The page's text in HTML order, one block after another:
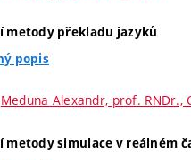
metody překladu jazyků
popis
Meduna Alexandr, prof. RNDr.,
metody simulace v reálném